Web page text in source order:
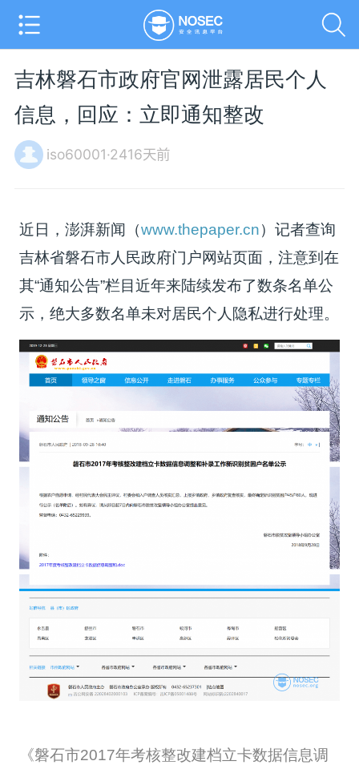
吉林磐石市政府官网泄露居民个人
信息，回应：立即通知整改
iso60001·2416天前
近日，澎湃新闻（www.thepaper.cn）记者查询
吉林省磐石市人民政府门户网站页面，注意到在
其“通知公告”栏目近年来陆续发布了数条名单公
示，绝大多数名单未对居民个人隐私进行处理。
《磐石市2017年考核整改建档立卡数据信息调